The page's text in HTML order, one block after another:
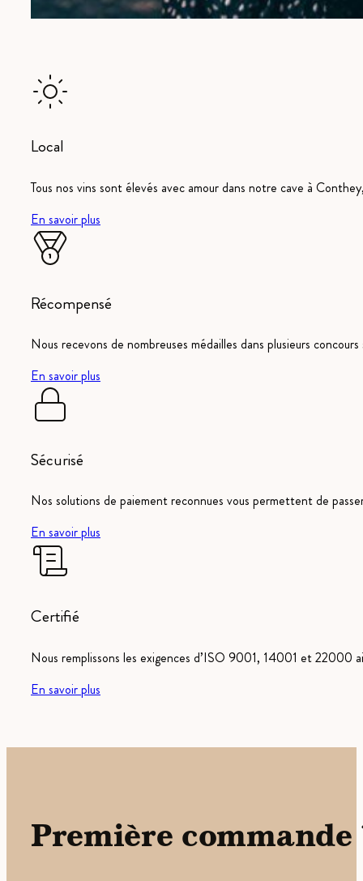
Local
Tous nos vins sont élevés avec amour dans notre cave à
En savoir plus
Récompensé
Nous recevons de nombreuses médailles dans plusieurs
En savoir plus
Sécurisé
Nos solutions de paiement reconnues vous permettent de
En savoir plus
Certifié
Nous remplissons les exigences d’ISO 9001, 14001 et 22000
En savoir plus
Première commande